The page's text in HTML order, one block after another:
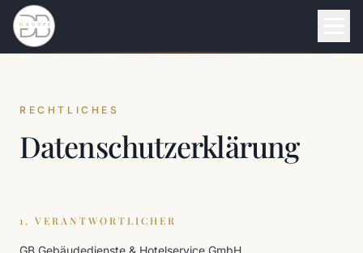
RECHTLICHES
Datenschutzerklärung
1. VERANTWORTLICHER
GB Gebäudedienste & Hotelservice GmbH